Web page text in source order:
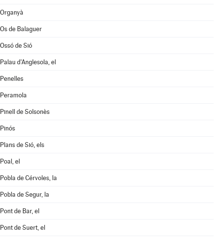
Organyà
Os de Balaguer
Ossó de Sió
Palau d'Anglesola, el
Penelles
Peramola
Pinell de Solsonès
Pinós
Plans de Sió, els
Poal, el
Pobla de Cérvoles, la
Pobla de Segur, la
Pont de Bar, el
Pont de Suert, el